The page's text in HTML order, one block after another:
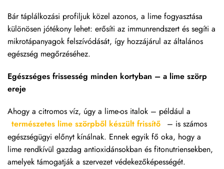
Bár táplálkozási profiljuk közel azonos, a lime fogyasztása
különösen jótékony lehet: erősíti az immunrendszert és segíti a
mikrotápanyagok felszívódását, így hozzájárul az általános
egészség megőrzéséhez.
Egészséges frissesség minden kortyban – a lime szörp
ereje
Ahogy a citromos víz, úgy a lime-os italok – például a
természetes lime szörpből készült frissítő
– is számos
egészségügyi előnyt kínálnak. Ennek egyik fő oka, hogy a
lime rendkívül gazdag antioxidánsokban és fitonutriensekben,
amelyek támogatják a szervezet védekezőképességét.